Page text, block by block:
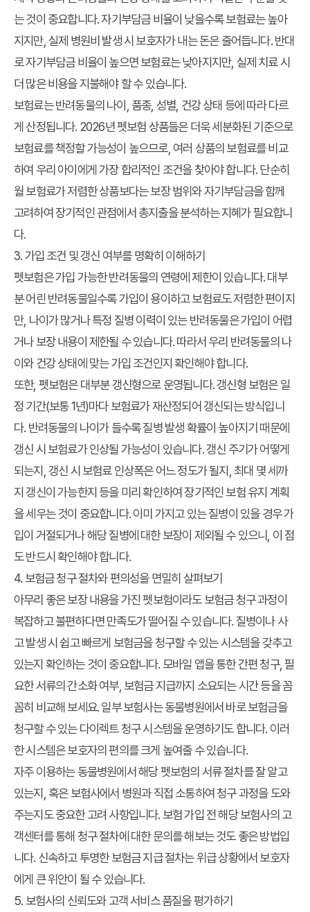
는 것이 중요합니다. 자기부담금 비율이 낮을수록 보험료는 높아
지지만, 실제 병원비 발생 시 보호자가 내는 돈은 줄어듭니다. 반대
로 자기부담금 비율이 높으면 보험료는 낮아지지만, 실제 치료 시
더 많은 비용을 지불해야 할 수 있습니다.
보험료는 반려동물의 나이, 품종, 성별, 건강 상태 등에 따라 다르
게 산정됩니다. 2026년 펫보험 상품들은 더욱 세분화된 기준으로
보험료를 책정할 가능성이 높으므로, 여러 상품의 보험료를 비교
하여 우리 아이에게 가장 합리적인 조건을 찾아야 합니다. 단순히
월 보험료가 저렴한 상품보다는 보장 범위와 자기부담금을 함께
고려하여 장기적인 관점에서 총지출을 분석하는 지혜가 필요합니
다.
3. 가입 조건 및 갱신 여부를 명확히 이해하기
펫보험은 가입 가능한 반려동물의 연령에 제한이 있습니다. 대부
분 어린 반려동물일수록 가입이 용이하고 보험료도 저렴한 편이지
만, 나이가 많거나 특정 질병 이력이 있는 반려동물은 가입이 어렵
거나 보장 내용이 제한될 수 있습니다. 따라서 우리 반려동물의 나
이와 건강 상태에 맞는 가입 조건인지 확인해야 합니다.
또한, 펫보험은 대부분 갱신형으로 운영됩니다. 갱신형 보험은 일
정 기간(보통 1년)마다 보험료가 재산정되어 갱신되는 방식입니
다. 반려동물의 나이가 들수록 질병 발생 확률이 높아지기 때문에
갱신 시 보험료가 인상될 가능성이 있습니다. 갱신 주기가 어떻게
되는지, 갱신 시 보험료 인상폭은 어느 정도가 될지, 최대 몇 세까
지 갱신이 가능한지 등을 미리 확인하여 장기적인 보험 유지 계획
을 세우는 것이 중요합니다. 이미 가지고 있는 질병이 있을 경우 가
입이 거절되거나 해당 질병에 대한 보장이 제외될 수 있으니, 이 점
도 반드시 확인해야 합니다.
4. 보험금 청구 절차와 편의성을 면밀히 살펴보기
아무리 좋은 보장 내용을 가진 펫보험이라도 보험금 청구 과정이
복잡하고 불편하다면 만족도가 떨어질 수 있습니다. 질병이나 사
고 발생 시 쉽고 빠르게 보험금을 청구할 수 있는 시스템을 갖추고
있는지 확인하는 것이 중요합니다. 모바일 앱을 통한 간편 청구, 필
요한 서류의 간소화 여부, 보험금 지급까지 소요되는 시간 등을 꼼
꼼히 비교해 보세요. 일부 보험사는 동물병원에서 바로 보험금을
청구할 수 있는 다이렉트 청구 시스템을 운영하기도 합니다. 이러
한 시스템은 보호자의 편의를 크게 높여줄 수 있습니다.
자주 이용하는 동물병원에서 해당 펫보험의 서류 절차를 잘 알고
있는지, 혹은 보험사에서 병원과 직접 소통하여 청구 과정을 도와
주는지도 중요한 고려 사항입니다. 보험 가입 전 해당 보험사의 고
객센터를 통해 청구 절차에 대한 문의를 해보는 것도 좋은 방법입
니다. 신속하고 투명한 보험금 지급 절차는 위급 상황에서 보호자
에게 큰 위안이 될 수 있습니다.
5. 보험사의 신뢰도와 고객 서비스 품질을 평가하기